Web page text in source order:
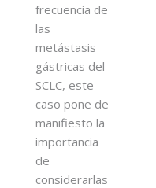
frecuencia de
las
metástasis
gástricas del
SCLC, este
caso pone de
manifiesto la
importancia
de
considerarlas